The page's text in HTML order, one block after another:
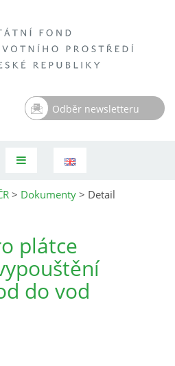
Odběr newsletteru
> Dokumenty > Detail
plátce
do vod